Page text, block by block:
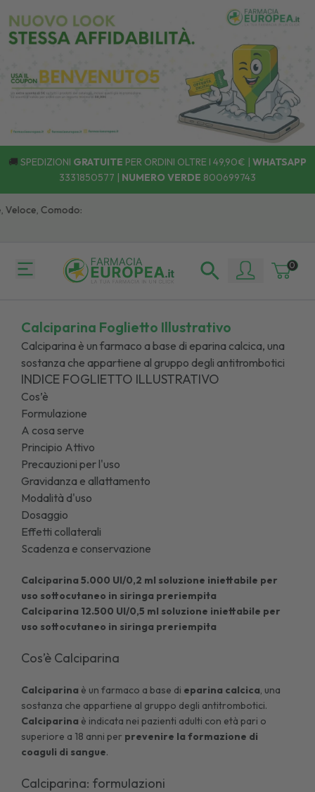
🚚 SPEDIZIONI GRATUITE PER ORDINI OLTRE I 49,90€ | WHATSAPP
3331850577 | NUMERO VERDE 800699743
Comodo:
0
Calciparina Foglietto Illustrativo
Calciparina è un farmaco a base di eparina calcica, una
sostanza che appartiene al gruppo degli antitrombotici
INDICE FOGLIETTO ILLUSTRATIVO
Cos’è
Formulazione
A cosa serve
Principio Attivo
Precauzioni per l'uso
Gravidanza e allattamento
Modalità d'uso
Dosaggio
Effetti collaterali
Scadenza e conservazione
Calciparina 5.000 UI/0,2 ml soluzione iniettabile per
uso sottocutaneo in siringa preriempita
Calciparina 12.500 UI/0,5 ml soluzione iniettabile per
uso sottocutaneo in siringa preriempita
Cos’è Calciparina
Calciparina è un farmaco a base di eparina calcica, una
sostanza che appartiene al gruppo degli antitrombotici.
Calciparina è indicata nei pazienti adulti con età pari o
superiore a 18 anni per prevenire la formazione di
coaguli di sangue.
Calciparina: formulazioni